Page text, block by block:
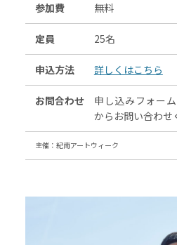
参加費 無料
定員 25名
申込方法 詳しくはこちら
お問合わせ
申し込みフォー
からお問い合わせ
主催：紀南アートウィーク